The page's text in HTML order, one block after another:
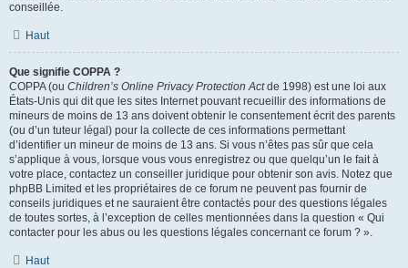
conseillée.
Haut
Que signifie COPPA ?
COPPA (ou Children’s Online Privacy Protection Actde 1998) est une loi aux
États-Unis qui dit que les sites Internet pouvant recueillir des informations de
mineurs de moins de 13 ans doivent obtenir le consentement écrit des parents
(ou d’un tuteur légal) pour la collecte de ces informations permettant
d’identifier un mineur de moins de 13 ans. Si vous n’êtes pas sûr que cela
s’applique à vous, lorsque vous vous enregistrez ou que quelqu’un le fait à
votre place, contactez un conseiller juridique pour obtenir son avis. Notez que
phpBB Limited et les propriétaires de ce forum ne peuvent pas fournir de
conseils juridiques et ne sauraient être contactés pour des questions légales
de toutes sortes, à l’exception de celles mentionnées dans la question « Qui
contacter pour les abus ou les questions légales concernant ce forum ? ».
Haut